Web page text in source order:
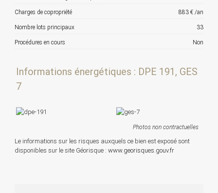
Charges de copropriété 883 € /an
Nombre lots principaux 33
Procédures en cours Non
Informations énergétiques : DPE 191, GES
7
Photos non contractuelles
Le informations sur les risques auxquels ce bien est exposé sont
disponibles sur le site Géorisque : www.georisques.gouv.fr